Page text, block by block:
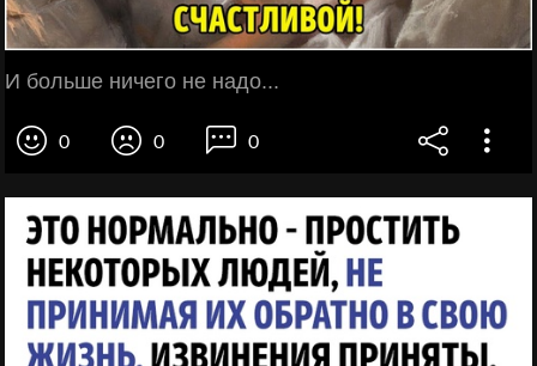
И больше ничего не надо...
0 0 0